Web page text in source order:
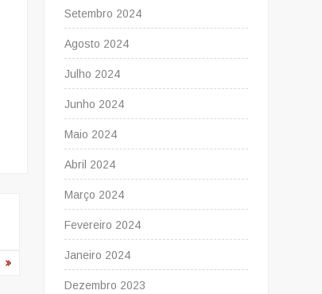
Setembro 2024
Agosto 2024
Julho 2024
Junho 2024
Maio 2024
Abril 2024
Março 2024
Fevereiro 2024
Janeiro 2024
Dezembro 2023